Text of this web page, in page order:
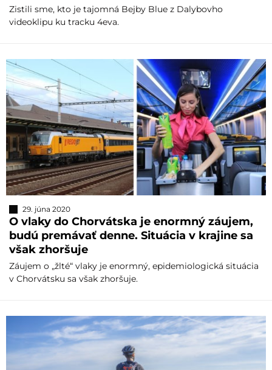
Zistili sme, kto je tajomná Bejby Blue z Dalybovho
videoklipu ku tracku 4eva.
29. júna 2020
O vlaky do Chorvátska je enormný záujem,
budú premávať denne. Situácia v krajine sa
však zhoršuje
Záujem o „žlté“ vlaky je enormný, epidemiologická situácia
v Chorvátsku sa však zhoršuje.